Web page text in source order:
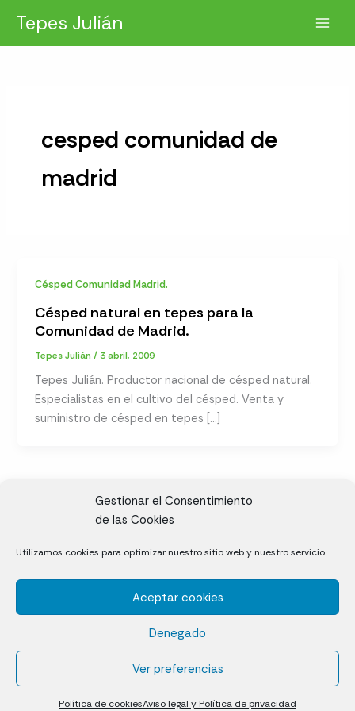
Gestionar el Consentimiento
de las Cookies
Utilizamos cookies para optimizar nuestro sitio web y nuestro servicio.
Aceptar cookies
Denegado
Ver preferencias
Política de cookiesAviso legal y Política de privacidad
contenido
Tepes Julián
cesped comunidad de
madrid
Césped Comunidad Madrid.
Césped natural en tepes para la
Comunidad de Madrid.
Tepes Julián/ 3 abril, 2009
Tepes Julián. Productor nacional de césped natural.
Especialistas en el cultivo del césped. Venta y
suministro de césped en tepes […]
Cáceres
Césped natural en tepes
Política de cookies (UE)
Aviso legal y Política de privacidad
¿Quiénes somos?